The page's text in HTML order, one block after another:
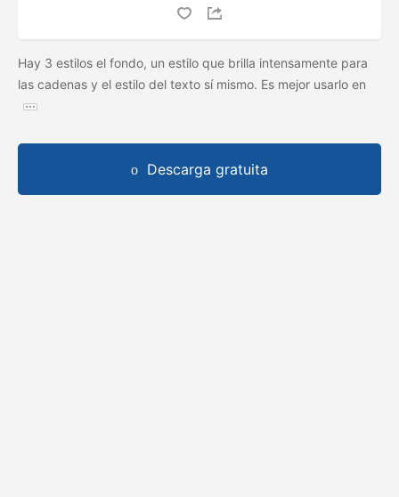
Hay 3 estilos el fondo, un estilo que brilla intensamente para
las cadenas y el estilo del texto sí mismo. Es mejor usarlo en
Descarga gratuita